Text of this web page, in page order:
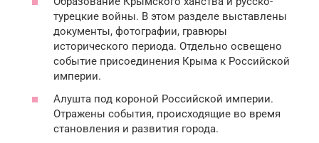
турецкие войны. В этом разделе выставлены
документы, фотографии, гравюры
исторического периода. Отдельно освещено
событие присоединения Крыма к Российской
империи.
Алушта под короной Российской империи.
Отражены события, происходящие во время
становления и развития города.